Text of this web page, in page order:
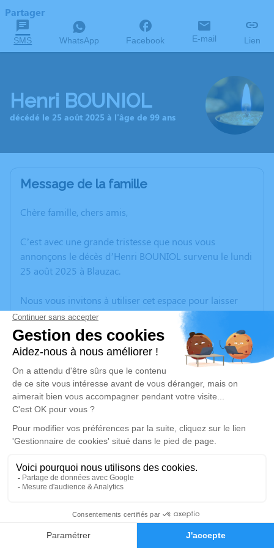
Faire-part Hommages
Partager
SMS WhatsApp Facebook E-mail Lien
Henri BOUNIOL
décédé le 25 août 2025 à l'âge de 99 ans
Message de la famille
Chère famille, chers amis,
C’est avec une grande tristesse que nous vous
annonçons le décès d’Henri BOUNIOL survenu le lundi
25 août 2025 à Blauzac.
Nous vous invitons à utiliser cet espace pour laisser
vos condoléances, partager des photos souvenirs, une
anecdote ou exprimer vos pensées à travers des
poèmes ou des textes. Cet endroit est un lieu
d'expression dédié à honorer la mémoire d’Henri
BOUNIOL.
Un service de plantation d’arbre hommage est
disponible ici
Cérémonie religieuse
Eglise de Blauzac
Rue de l'Église